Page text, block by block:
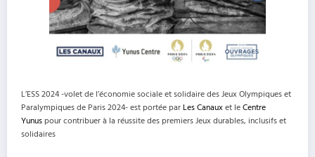
L’ESS 2024 -volet de l’économie sociale et solidaire des Jeux Olympiques et
Paralympiques de Paris 2024- est portée par Les Canauxet leCentre
Yunuspour contribuer à la réussite des premiers Jeux durables, inclusifs et
solidaires